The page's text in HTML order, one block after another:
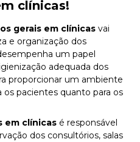
clínicas!
gerais em clínicas vai
e organização dos
um papel
adequada dos
proporcionar um ambiente
pacientes quanto para os
em clínicas é responsável
dos consultórios, salas